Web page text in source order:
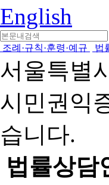
English
조례·규칙·훈령·예규 법
서울특별
시민권익
습니다.
법률상담